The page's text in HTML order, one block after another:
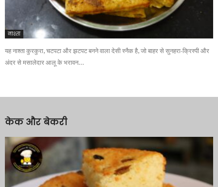
नाश्ता
यह नाश्ता कुरकुरा, चटपटा और झटपट बनने वाला देसी स्नैक है, जो बाहर से सुनहरा-क्रिस्पी और
अंदर से मसालेदार आलू के भरावन...
केक और बेकरी